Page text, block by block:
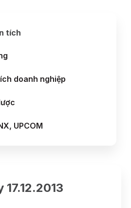
tích
doanh nghiệp
UPCOM